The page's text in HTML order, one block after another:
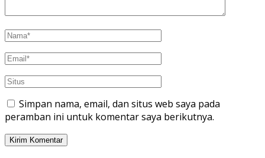
Simpan nama, email, dan situs web saya pada
peramban ini untuk komentar saya berikutnya.